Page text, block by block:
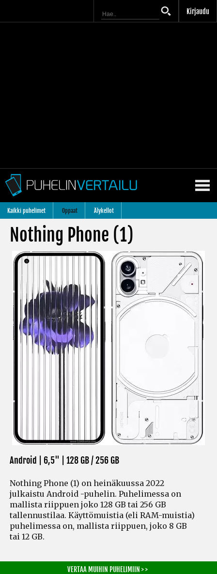
Kirjaudu
Kaikki puhelimet Oppaat Älykellot
Nothing Phone (1)
Android | 6,5" | 128 GB / 256 GB
Nothing Phone (1) on heinäkuussa 2022
julkaistu Android -puhelin. Puhelimessa on
mallista riippuen joko 128 GB tai 256 GB
tallennustilaa. Käyttömuistia (eli RAM-muistia)
puhelimessa on, mallista riippuen, joko 8 GB
tai 12 GB.
VERTAA MUIHIN PUHELIMIIN > >